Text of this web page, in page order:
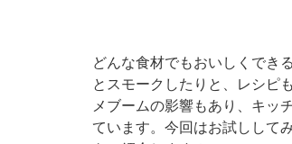
どんな食材でもおいしくでき
とスモークしたりと、レシピ
メブームの影響もあり、キッ
ています。今回はお試しして